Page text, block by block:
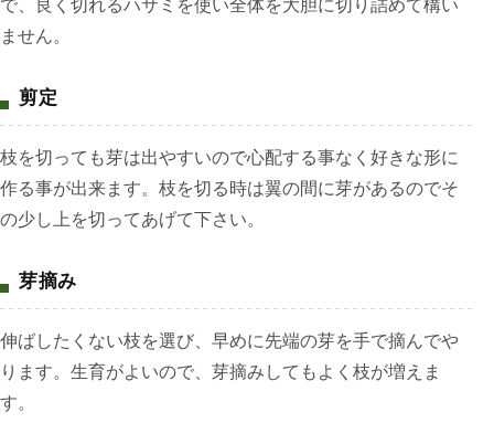
で、良く切れるハサミを使い全体を大胆に切り詰めて構い
ません。
剪定
枝を切っても芽は出やすいので心配する事なく好きな形に
作る事が出来ます。枝を切る時は翼の間に芽があるのでそ
の少し上を切ってあげて下さい。
芽摘み
伸ばしたくない枝を選び、早めに先端の芽を手で摘んでや
ります。生育がよいので、芽摘みしてもよく枝が増えま
す。